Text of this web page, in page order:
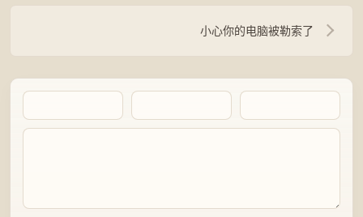
小心你的电脑被勒索了